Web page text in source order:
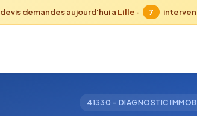
devis demandes aujourd'hui a Lille · 7
41330 - DIAGNOSTIC